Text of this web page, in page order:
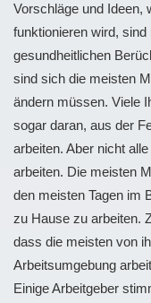
Vorschläge und Ideen,
funktionieren wird,
gesundheitlichen
sind sich die meisten
ändern müssen. Viele
sogar daran, aus der
arbeiten. Aber nicht
arbeiten. Die meisten
den meisten Tagen im
zu Hause zu arbeiten.
dass die meisten von
Arbeitsumgebung
Einige Arbeitgeber